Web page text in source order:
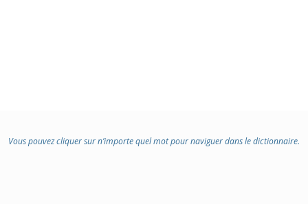
Vous pouvez cliquer sur n’importe quel mot pour naviguer dans le dictionnaire.